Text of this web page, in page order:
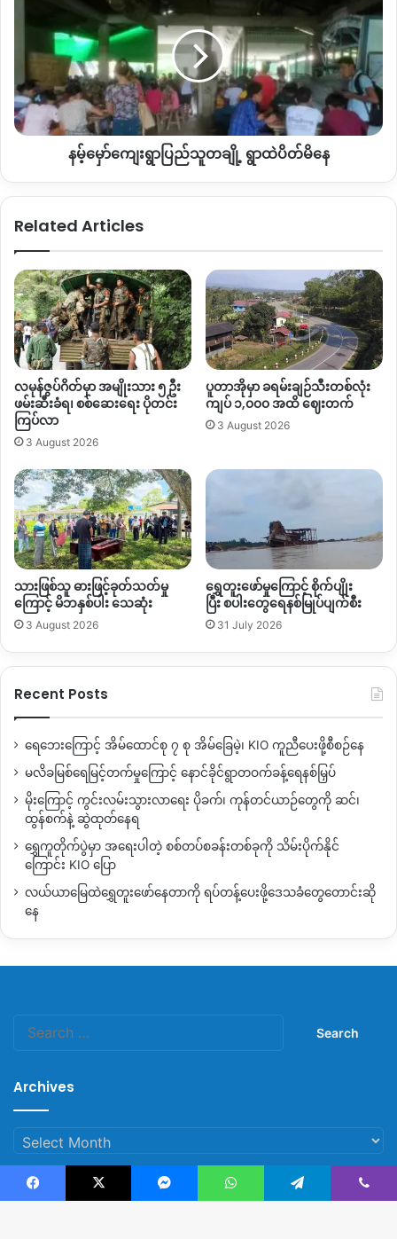
ဒါပေမယ့် အဲဒီလို ဆုတောင်းပွဲအပြီး
ရက်အကြာမှာ
ဒေသခံတွေကမိမိတို့ရဲ့ ရှောက်ကောခြံတွေကို သွားရောက်ခြံခတ်ဖို့
လုပ်ငန်းလုပ်ကိုင်ဖို့ သွားတဲ့အခါ လက်တွေ့မြေပြင်မှာ
တော့
KIAဘက်က ဝင်ခွင့်တားမြစ်လိုက်တာ လက်ရှိချိန်ထိဖြစ်တယ်
လို့ ပြောပါတယ်။
ရွာသားတွေကို ခြံထဲဝင်ခွင့်တားမြစ်ပိတ်ပင်ပြီး
မြေရှားသတ္တုတူးဖော်
စတင်နေပြီဖြစ်တာကြောင့် အသက်မွေးဝမ်းကျောင်းပြုရာ
“တချို့က စိုက်ပျိုးမြေတစ်ဝိုက် ထိသွားတယ်။ တချို့
ကတော့ ရှောက်ကောတွေစိုက်ထားတဲ့
စိုက်ခင်းကြီးတစ်ခု
လုံး ထိခိုက်ဆုံးရှုံးနေတာရှိတယ်။
တချို့ကိုကျ
တော့ အရေအတွက် ရေထားပြီး လျော်ကြေးပေးမယ်ဆိုပြီး စကားနဲ့
ပြောထားတယ်။ တချို့ကတော့ ခက်ခဲတာကြောင့် လျော်ကြေးပေး
ရင်တော့ လျော်ကြေးငွေယူမယ်ဆိုပြီး တွေဝေနေတာ တစ်ယောက်
တစ်လေရှိပေမဲ့ ဒီလိုကျနော်တို့ စိုက်ခင်းမှာ တူးဖော်တာကို
တော့ လုံး၀ လက်မခံဘူးဆိုတဲ့သူတွေ အိမ်ခြေ ၁၀ အိမ်အထက်ရှိ
တယ်။
မြေရှားသတ္တုတူးဖော်တာကို ကန့်ကွက်တာဟာ
မဟုတ်တာကြောင့် ကန့်ကွက်နေတာဖြစ်တယ်
ရေးခေါင်းဆောင်တစ်ဦးက ဆက်ပြောပါတယ်။
ဒီကိစ္စနဲ့ပတ်သက်ပြီး သက်ဆိုင်ရာ KIO,KIAဘက်ကိုKNGသတင်း
ဌာနေကနေ ဆက်သွယ်နေပေမယ့် ဆက်သွယ်လို့မရသေးပါဘူး။
ကချင်လွတ်လပ်ရေးအဖွဲ့KIO ပြီးခဲ့တဲ့ ၂၀၂၃ ခုနှစ် နှစ်ဆန်းပိုင်း
ကစပြီး အဲဒီနေရာတစ်ကြော မြေရှားသတ္တုတူးဖော်ဖို့
ဖြစ်တယ်လို့ သိရပါတယ်။ အဲဒါကြောင့် ဒေသခံပြည်သူတွေ
က ဦးဆောင်ပြီး မြေရှားသတ္တုတူးဖော်မှုစီမံကိန်းကို
တာလည်းဖြစ်ပါတယ်။
ပြီးခဲ့တဲ့ ၂၀၂၃ နှစ် ဖေဖော်ဝါရီလက အင်ပါဘာဒေသ ဒိန်ဆင်းပါ
မှာKIOက မြေရှားသတ္တုတူးဖော်ဖို့ ပြင်ဆင်လာတာကို
ဒေသခံပြည်
သူတွေ အပြင်းအထန် ကန့်ကွက်ခဲ့တာကြောင့်
ဘက်
တရားဝင် လုပ်ငန်းပိတ်သိမ်းလိုက်တာဖြစ်ပါတယ်။
လက်ရှိမှာတော့ ဇန်နဝါရီလ၂၉
တဲ့ မံစီမြို့နဲ့ မန်ဝိန်းကြီးကြားက ကိုင်းထိပ်ဒေသကိုKIOက မြေရှား
သတ္တုတူးဖော်ဖို့
တယ်။
က ပြီးခဲ့တဲ့ ဖေဖော်ဝါရီ ရက်နေ့ကထုတ်ပြန်ထားတာဖြစ်ပါတယ်။
By – ဂျာဘောက်ရာ
မီးလောင်
ပျက်စီး
ကျေးရွာ‌ပြည်
တချို့
ရွာ
ထဲ
ပိတ်
နမ့်မှော်ကျေးရွာ‌ပြည်သူတချို့ ရွာထဲပိတ်မိနေ
Related Articles
လမုန်ဇွပ်ဂိတ်မှာ အမျိုးသား ၅ ဦး
ဖမ်းဆီးခံရ၊ စစ်ဆေးရေး ပိုတင်း
ကြပ်လာ
3 August 2026
ပူတာအိုမှာ ခရမ်းချဉ်သီးတစ်လုံး
ကျပ် ၁,၀၀၀ အထိ ဈေးတက်
3 August 2026
သားဖြစ်သူ ဓားဖြင့်ခုတ်သတ်မှု
ကြောင့် မိဘနှစ်ပါး သေဆုံး
3 August 2026
ရွှေတူးဖော်မှုကြောင့် စိုက်ပျိုး
ပြီး စပါးတွေရေနစ်မြုပ်ပျက်စီး
31 July 2026
Recent Posts
ရေဘေးကြောင့် အိမ်ထောင်စု ၇ စု အိမ်ခြေမဲ့၊ KIO ကူညီပေးဖို့စီစဉ်နေ
မလိခမြစ်ရေမြင့်တက်မှုကြောင့် နောင်ခိုင်ရွာတဝက်ခန့်ရေနစ်မြှပ်
မိုးကြောင့် ကွင်းလမ်းသွားလာရေး ပိုခက်၊ ကုန်တင်ယာဉ်တွေကို ဆင်၊
ထွန်စက်နဲ့ ဆွဲထုတ်နေရ
ရွှေကူတိုက်ပွဲမှာ အရေးပါတဲ့ စစ်တပ်စခန်းတစ်ခုကို သိမ်းပိုက်နိုင်
ကြောင်း KIO ပြော
လယ်ယာမြေထဲရွှေတူးဖော်နေတာကို ရပ်တန့်ပေးဖို့ဒေသခံတွေတောင်းဆို
နေ
Archives
Archives
Facebook X Messenger WhatsApp Telegram Viber